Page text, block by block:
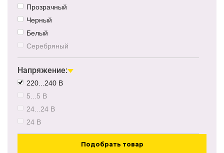
Красный
Холодный белый
RGB
Прозрачный
Черный
Белый
Серебряный
Напряжение:
220...240 В
5...5 В
24...24 В
24 В
Подобрать товар